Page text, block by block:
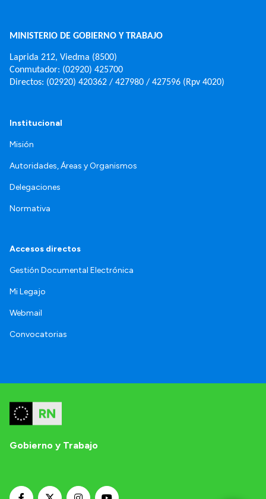
MINISTERIO DE GOBIERNO Y TRABAJO
Laprida 212, Viedma (8500)
Conmutador: (02920) 425700
Directos: (02920) 420362 / 427980 / 427596 (Rpv 4020)
Institucional
Misión
Autoridades, Áreas y Organismos
Delegaciones
Normativa
Accesos directos
Gestión Documental Electrónica
Mi Legajo
Webmail
Convocatorias
Gobierno y Trabajo